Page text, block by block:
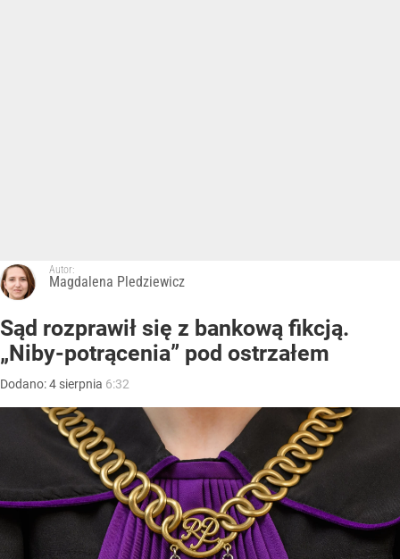
Autor:
Magdalena Pledziewicz
Sąd rozprawił się z bankową fikcją.
„Niby-potrącenia” pod ostrzałem
Dodano:4 sierpnia 6:32